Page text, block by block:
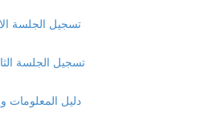
تسجيل الجلسة
تسجيل الجلسة الثانية
دليل المعلومات و